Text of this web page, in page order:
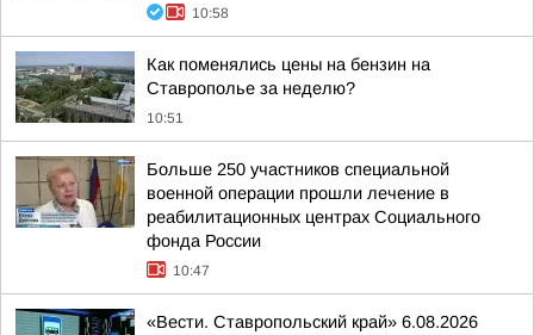
10:58
Как поменялись цены на бензин на
Ставрополье за неделю?
10:51
Больше 250 участников специальной
военной операции прошли лечение в
реабилитационных центрах Социального
фонда России
10:47
«Вести. Ставропольский край» 6.08.2026